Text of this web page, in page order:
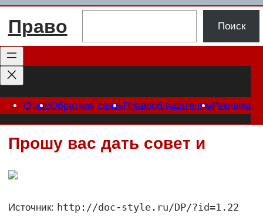
Перейти
Право Поиск
О насОбратная связьПравообладателямРеклама
Прошу вас дать совет и
Источник: http://doc-style.ru/DP/?id=1.22